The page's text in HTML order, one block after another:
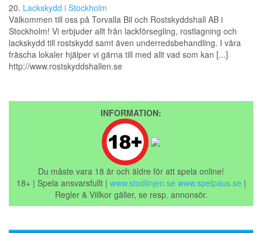
20. Lackskydd i Stockholm
Välkommen till oss på Torvalla Bil och Rostskyddshall AB i
Stockholm! Vi erbjuder allt från lackförsegling, rostlagning och
lackskydd till rostskydd samt även underredsbehandling. I våra
fräscha lokaler hjälper vi gärna till med allt vad som kan [...]
http://www.rostskyddshallen.se
INFORMATION:
Du måste vara 18 år och äldre för att spela online!
18+ | Spela ansvarsfullt | www.stodlinjen.se www.spelpaus.se |
Regler & Villkor gäller, se resp. annonsör.